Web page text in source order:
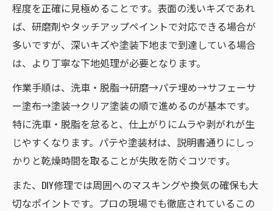
程度を正確に見極めることです。表面の浅いキズであれ
ば、研磨剤やタッチアップペイントで対応できる場合が
多いですが、深いキズや塗装下地まで到達している場合
は、より丁寧な下地処理が必要となります。
作業手順は、洗車・脱脂→研磨→パテ埋め→サフェーサ
ー塗布→塗装→クリア塗装の順で進めるのが基本です。
特に洗車・脱脂を怠ると、仕上がりにムラや剥がれが生
じやすくなります。パテや塗装材は、説明書通りにしっ
かりと乾燥時間を取ることが失敗を防ぐコツです。
また、DIY修理では周囲へのマスキングや換気の確保も大
切なポイントです。プロの現場でも徹底されているこの